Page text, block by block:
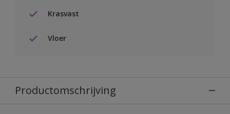
Krasvast
Vloer
Productomschrijving